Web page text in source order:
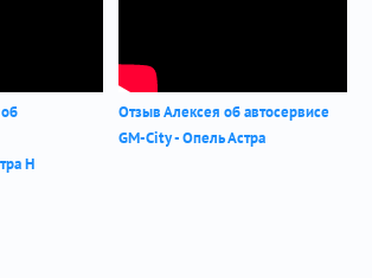
Н
Отзыв Алексея об автосервисе
GM-City - Опель Астра